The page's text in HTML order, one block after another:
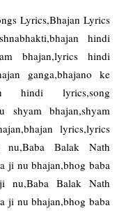
Lyrics,Bhajan Lyrics
hindi
bhajan,lyrics hindi
ganga,bhajano ke
hindi lyrics,song
shyam bhajan,shyam
lyrics,lyrics
Balak Nath
ji nu bhajan,bhog baba
Balak Nath
ji nu bhajan,bhog baba